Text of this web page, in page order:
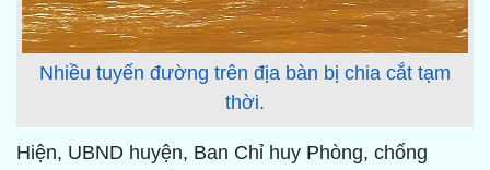
Nhiều tuyến đường trên địa bàn bị chia cắt tạm
thời.
Hiện, UBND huyện, Ban Chỉ huy Phòng, chống